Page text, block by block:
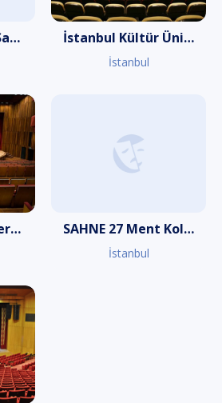
İstanbul Drama Sanat Akademisi Yeşilköy İstanbul Kültür Üniversitesi Akıngüç Oditoryumu
İstanbul
Leyla Gencer Opera ve Sanat Merkezi SAHNE 27 Ment Koleji Tiyatro Salonu
İstanbul